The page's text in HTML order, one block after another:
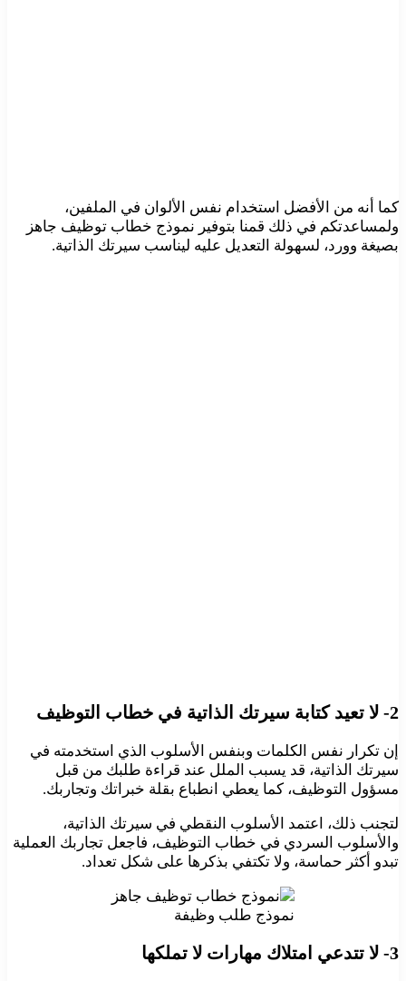
كما أنه من الأفضل استخدام نفس الألوان في الملفين،
ولمساعدتكم في ذلك قمنا بتوفير نموذج خطاب توظيف جاهز
بصيغة وورد، لسهولة التعديل عليه ليناسب سيرتك الذاتية.
2- لا تعيد كتابة سيرتك الذاتية في خطاب التوظيف
إن تكرار نفس الكلمات وبنفس الأسلوب الذي استخدمته في
سيرتك الذاتية، قد يسبب الملل عند قراءة طلبك من قبل
مسؤول التوظيف، كما يعطي انطباع بقلة خبراتك وتجاربك.
لتجنب ذلك، اعتمد الأسلوب النقطي في سيرتك الذاتية،
والأسلوب السردي في خطاب التوظيف، فاجعل تجاربك العملية
تبدو أكثر حماسة، ولا تكتفي بذكرها على شكل تعداد.
نموذج طلب وظيفة
3- لا تتدعي امتلاك مهارات لا تملكها